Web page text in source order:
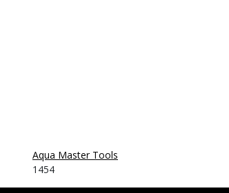
Aqua Master Tools
1454